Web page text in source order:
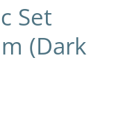
Set
(Dark